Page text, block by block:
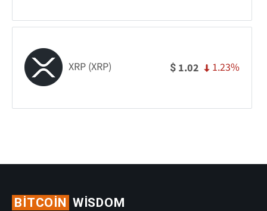
XRP (XRP) $ 1.02 1.23%
BITCOIN WISDOM